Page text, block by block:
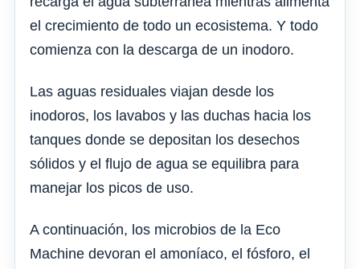
el crecimiento de todo un ecosistema. Y todo
comienza con la descarga de un inodoro.
Las aguas residuales viajan desde los
inodoros, los lavabos y las duchas hacia los
tanques donde se depositan los desechos
sólidos y el flujo de agua se equilibra para
manejar los picos de uso.
A continuación, los microbios de la Eco
Machine devoran el amoníaco, el fósforo, el